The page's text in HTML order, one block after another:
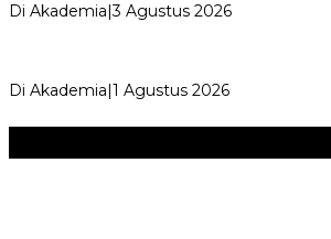
Di Akademia|3 Agustus 2026
Di Akademia|1 Agustus 2026